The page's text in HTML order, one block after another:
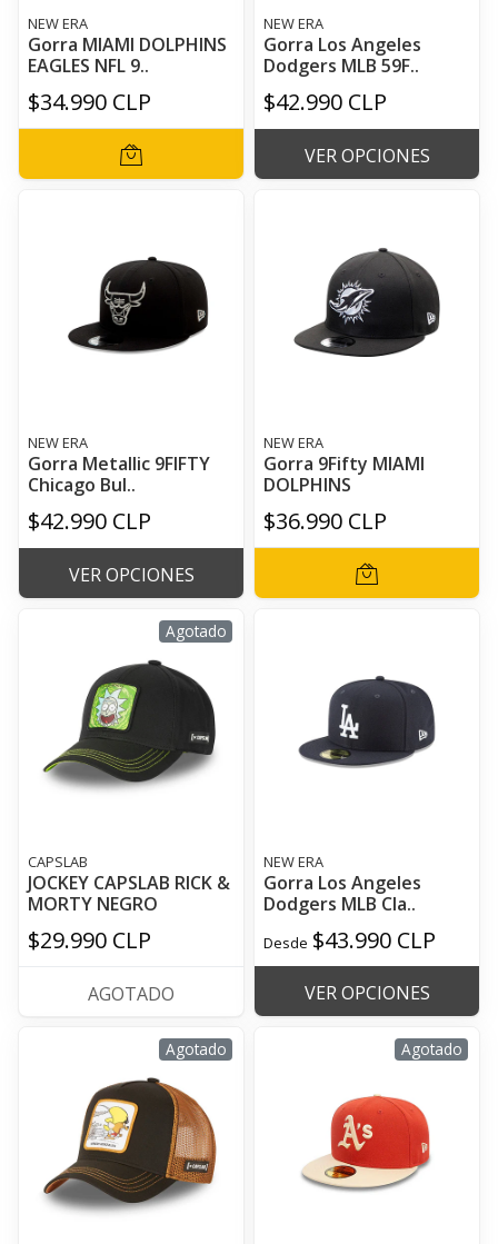
NEW ERA
Gorra MIAMI DOLPHINS
EAGLES NFL 9..
$34.990 CLP
NEW ERA
Gorra Los Angeles
Dodgers MLB 59F..
$42.990 CLP
VER OPCIONES
NEW ERA
Gorra Metallic 9FIFTY
Chicago Bul..
$42.990 CLP
VER OPCIONES
NEW ERA
Gorra 9Fifty MIAMI
DOLPHINS
$36.990 CLP
Agotado
CAPSLAB
JOCKEY CAPSLAB RICK &
MORTY NEGRO
$29.990 CLP
AGOTADO
NEW ERA
Gorra Los Angeles
Dodgers MLB Cla..
Desde $43.990 CLP
VER OPCIONES
Agotado Agotado